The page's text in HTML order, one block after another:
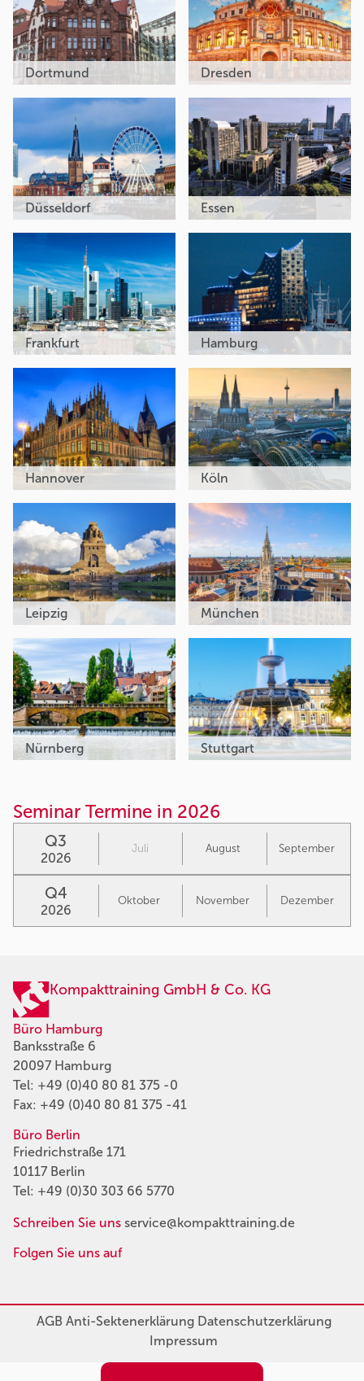
Dortmund Dresden
Düsseldorf Essen
Frankfurt Hamburg
Hannover Köln
Leipzig München
Nürnberg Stuttgart
Seminar Termine in 2026
Q3
2026
Juli August September
Q4
2026
Oktober November Dezember
Kompakttraining GmbH & Co. KG
Büro Hamburg
Banksstraße 6
20097 Hamburg
Tel: +49 (0)40 80 81 375 -0
Fax: +49 (0)40 80 81 375 -41
Büro Berlin
Friedrichstraße 171
10117 Berlin
Tel: +49 (0)30 303 66 5770
Schreiben Sie uns service@kompakttraining.de
Folgen Sie uns auf
AGBAnti-SektenerklärungDatenschutzerklärung
Impressum